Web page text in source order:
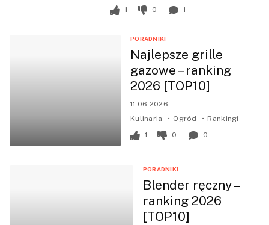
1
0 1
PORADNIKI
11.06.2026
Najlepsze grille
gazowe – ranking
2026 [TOP10]
Kulinaria Ogród
Rankingi
1
0 0
PORADNIKI
Blender ręczny –
ranking 2026
[TOP10]